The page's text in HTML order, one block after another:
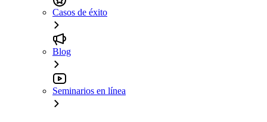
Casos de éxito
Blog
Seminarios en línea